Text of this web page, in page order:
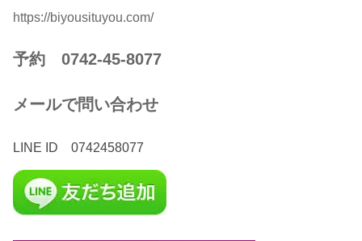
https://biyousituyou.com/
予約 0742-45-8077
メールで問い合わせ
LINE ID 0742458077